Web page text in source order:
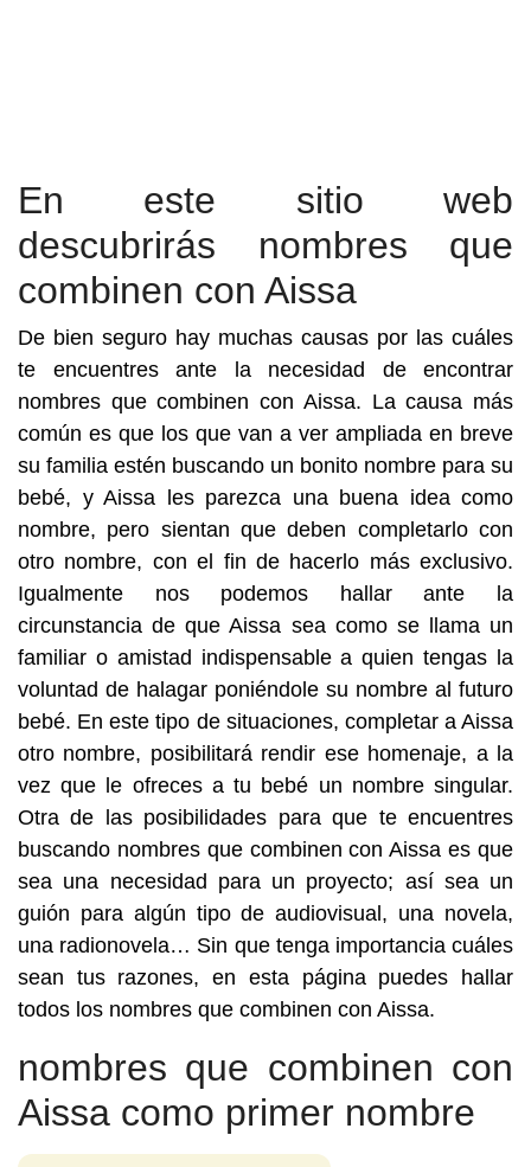
En este sitio web
descubrirás nombres que
combinen con Aissa
De bien seguro hay muchas causas por las cuáles
te encuentres ante la necesidad de encontrar
nombres que combinen con Aissa. La causa más
común es que los que van a ver ampliada en breve
su familia estén buscando un bonito nombre para su
bebé, y Aissa les parezca una buena idea como
nombre, pero sientan que deben completarlo con
otro nombre, con el fin de hacerlo más exclusivo.
Igualmente nos podemos hallar ante la
circunstancia de que Aissa sea como se llama un
familiar o amistad indispensable a quien tengas la
voluntad de halagar poniéndole su nombre al futuro
bebé. En este tipo de situaciones, completar a Aissa
otro nombre, posibilitará rendir ese homenaje, a la
vez que le ofreces a tu bebé un nombre singular.
Otra de las posibilidades para que te encuentres
buscando nombres que combinen con Aissa es que
sea una necesidad para un proyecto; así sea un
guión para algún tipo de audiovisual, una novela,
una radionovela… Sin que tenga importancia cuáles
sean tus razones, en esta página puedes hallar
todos los nombres que combinen con Aissa.
nombres que combinen con
Aissa como primer nombre